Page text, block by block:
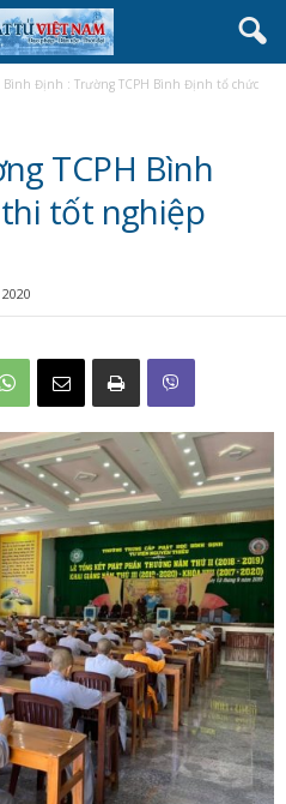
Bình Định : Trường TCPH Bình Định tổ chức
TCPH Bình
tốt nghiệp